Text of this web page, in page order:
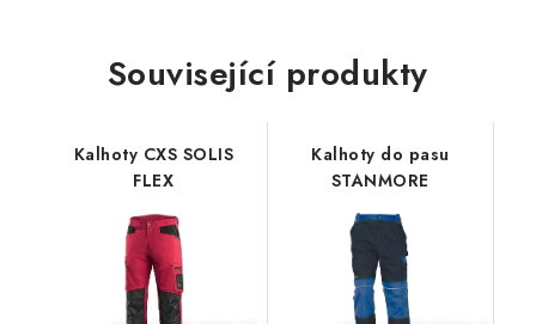
Související produkty
Kalhoty CXS SOLIS
FLEX
Kalhoty do pasu
STANMORE